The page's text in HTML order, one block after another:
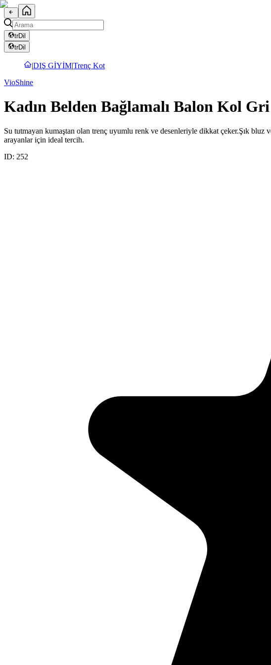
trDil
trDil
|DIŞ GİYİM|Trenç Kot
VioShine
Kadın Belden Bağlamalı Balon Kol
Su tutmayan kumaştan olan trenç uyumlu renk ve desenleriyle dikkat çeker.Şık
arayanlar için ideal tercih.
ID: 252